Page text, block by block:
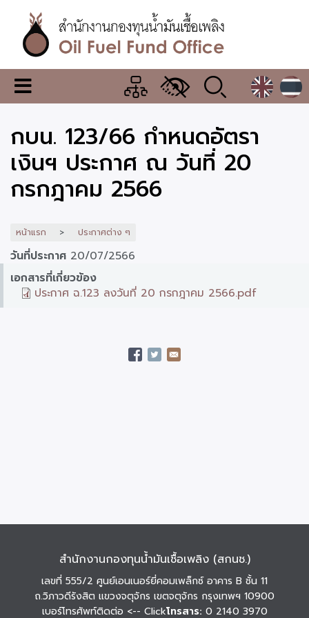
เนื้อหา
หลักสำนักงาน
กองทุน
น้ำมัน
เชื้อ
เพลิง
เมนู
เปลี่ยน
แสดง
ผล
กบน. 123/66 กำหนดอัตรา
เงินฯ ประกาศ ณ วันที่ 20
กรกฎาคม 2566
หน้าแรก ประกาศต่าง ๆ
วันที่ประกาศ 20/07/2566
เอกสารที่เกี่ยวข้อง
ประกาศ ฉ.123 ลงวันที่ 20 กรกฎาคม 2566.pdf
สำนักงานกองทุนน้ำมันเชื้อเพลิง (สกนช.)
เลขที่ 555/2 ศูนย์เอนเนอร์ยี่คอมเพล็กซ์ อาคาร B ชั้น 11
ถ.วิภาวดีรังสิต แขวงจตุจักร เขตจตุจักร กรุงเทพฯ 10900
เบอร์โทรศัพท์ติดต่อ <-- Clickโทรสาร: 0 2140 3970